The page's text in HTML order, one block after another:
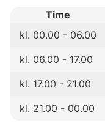
Time
kl. 00.00 - 06.00
kl. 06.00 - 17.00
kl. 17.00 - 21.00
kl. 21.00 - 00.00